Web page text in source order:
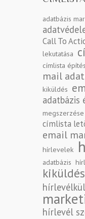
adatbázis
Call To
lekutatása
címlista építés
mail
kiküldés
adatbázis
megszerzése
címlista
email
hírlevelek
adatbázis
kiküldés
hírlevél